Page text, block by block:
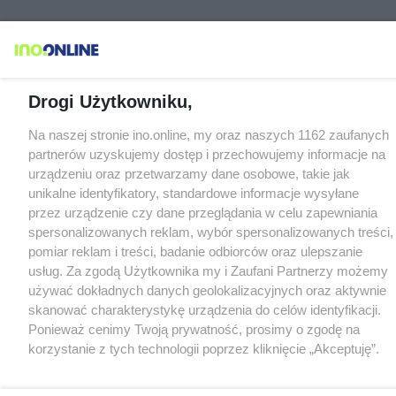
Drogi Użytkowniku,
Na naszej stronie ino.online, my oraz naszych 1162 zaufanych
partnerów uzyskujemy dostęp i przechowujemy informacje na
urządzeniu oraz przetwarzamy dane osobowe, takie jak
unikalne identyfikatory, standardowe informacje wysyłane
przez urządzenie czy dane przeglądania w celu zapewniania
spersonalizowanych reklam, wybór spersonalizowanych treści,
pomiar reklam i treści, badanie odbiorców oraz ulepszanie
usług. Za zgodą Użytkownika my i Zaufani Partnerzy możemy
używać dokładnych danych geolokalizacyjnych oraz aktywnie
skanować charakterystykę urządzenia do celów identyfikacji.
Ponieważ cenimy Twoją prywatność, prosimy o zgodę na
korzystanie z tych technologii poprzez kliknięcie „Akceptuję”.